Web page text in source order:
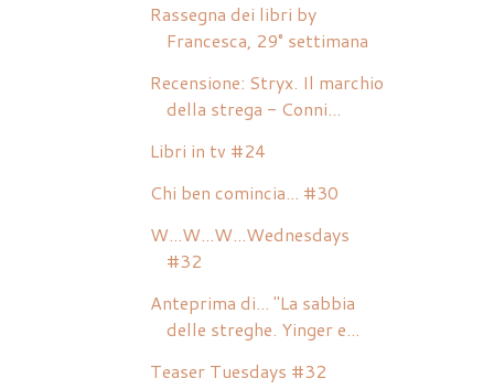
Rassegna dei libri by
Francesca, 29° settimana
Recensione: Stryx. Il marchio
della strega - Conni...
Libri in tv #24
Chi ben comincia... #30
W...W...W...Wednesdays
#32
Anteprima di... "La sabbia
delle streghe. Yinger e...
Teaser Tuesdays #32